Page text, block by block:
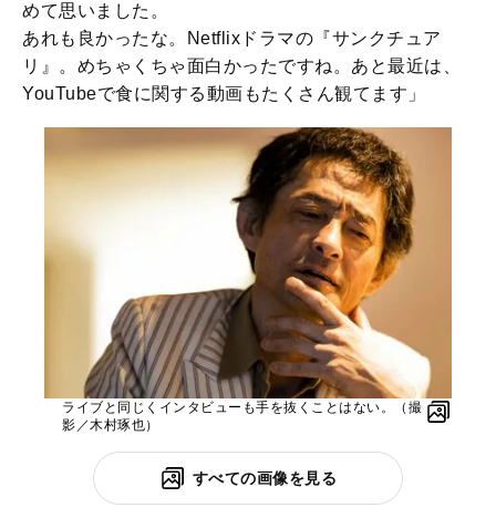
めて思いました。
あれも良かったな。Netflixドラマの『サンクチュア
リ』。めちゃくちゃ面白かったですね。あと最近は、
YouTubeで食に関する動画もたくさん観てます」
ライブと同じくインタビューも手を抜くことはない。（撮
影／木村琢也）
すべての画像を見る